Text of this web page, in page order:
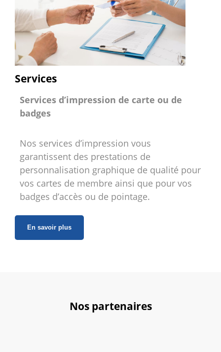
Services
Services d’impression de carte ou de
badges
Nos services d’impression vous
garantissent des prestations de
personnalisation graphique de qualité pour
vos cartes de membre ainsi que pour vos
badges d’accès ou de pointage.
En savoir plus
Nos partenaires